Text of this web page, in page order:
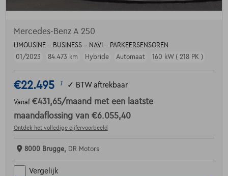
Mercedes-Benz A 250
LIMOUSINE - BUSINESS - NAVI - PARKEERSENSOREN
01/2023
84.473 km Hybride Automaat 160 kW ( 218 PK )
€22.495 1 ✓ BTW aftrekbaar
Vanaf €431,65/maand met een laatste
maandaflossing van €6.055,40
Ontdek het volledige cijfervoorbeeld
8000 Brugge, DR Motors
Vergelijk